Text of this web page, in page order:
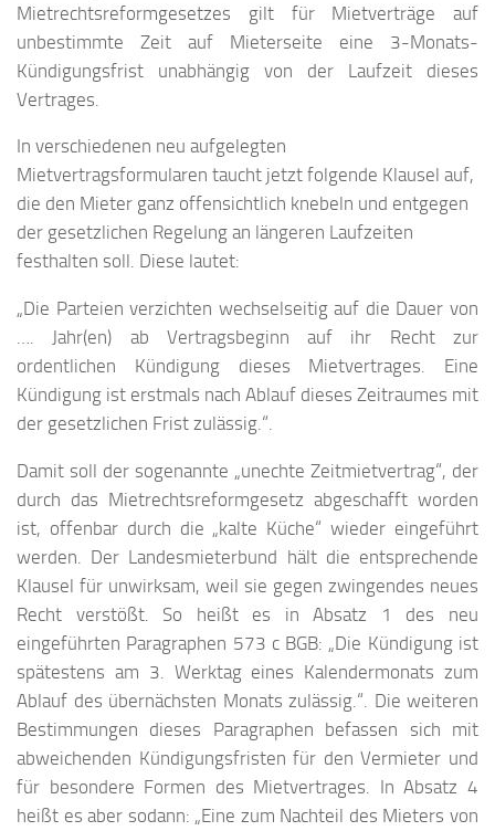
Mietrechtsreformgesetzes gilt für Mietverträge auf
unbestimmte Zeit auf Mieterseite eine 3-Monats-
Kündigungsfrist unabhängig von der Laufzeit dieses
Vertrages.
In verschiedenen neu aufgelegten
Mietvertragsformularen taucht jetzt folgende Klausel auf,
die den Mieter ganz offensichtlich knebeln und entgegen
der gesetzlichen Regelung an längeren Laufzeiten
festhalten soll. Diese lautet:
„Die Parteien verzichten wechselseitig auf die Dauer von
…. Jahr(en) ab Vertragsbeginn auf ihr Recht zur
ordentlichen Kündigung dieses Mietvertrages. Eine
Kündigung ist erstmals nach Ablauf dieses Zeitraumes mit
der gesetzlichen Frist zulässig.“.
Damit soll der sogenannte „unechte Zeitmietvertrag“, der
durch das Mietrechtsreformgesetz abgeschafft worden
ist, offenbar durch die „kalte Küche“ wieder eingeführt
werden. Der Landesmieterbund hält die entsprechende
Klausel für unwirksam, weil sie gegen zwingendes neues
Recht verstößt. So heißt es in Absatz 1 des neu
eingeführten Paragraphen 573 c BGB: „Die Kündigung ist
spätestens am 3. Werktag eines Kalendermonats zum
Ablauf des übernächsten Monats zulässig.“. Die weiteren
Bestimmungen dieses Paragraphen befassen sich mit
abweichenden Kündigungsfristen für den Vermieter und
für besondere Formen des Mietvertrages. In Absatz 4
heißt es aber sodann: „Eine zum Nachteil des Mieters von